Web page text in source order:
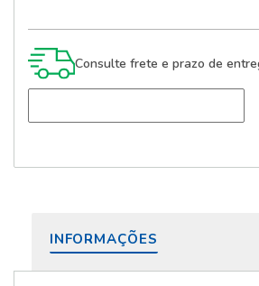
Consulte frete e prazo de
INFORMAÇÕES